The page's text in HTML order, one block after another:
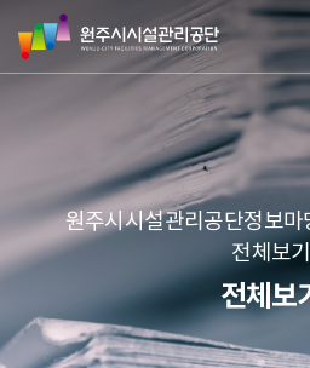
네
본문 바로가
메뉴 바로가
원
주
시
리
공
단
원주시시설관리공단정보마
전체보기
전체보